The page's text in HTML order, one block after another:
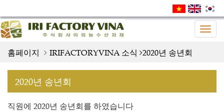
홈페이지
IRIFACTORYVINA 소식 2020년 송년회
2020년 송년회
직원에 2020년 송년회를 하였습니다